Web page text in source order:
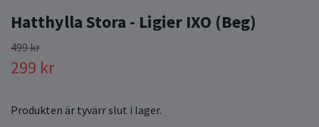
Hatthylla Stora - Ligier IXO (Beg)
499 kr
299 kr
Produkten är tyvärr slut i lager.